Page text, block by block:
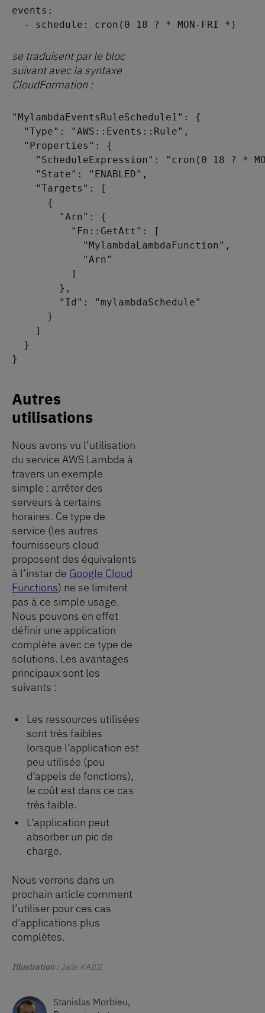
events:
- schedule: cron(0 18 ? * MON-FRI *)
se traduisent par le bloc
suivant avec la syntaxe
CloudFormation :
"MylambdaEventsRuleSchedule1": {
"Type": "AWS::Events::Rule",
"Properties": {
"ScheduleExpression": "cron(0 18 ? *
"State": "ENABLED",
"Targets": [
{
"Arn": {
"Fn::GetAtt": [
"MylambdaLambdaFunction",
"Arn"
]
},
"Id": "mylambdaSchedule"
}
]
}
}
Autres
utilisations
Nous avons vu l’utilisation
du service AWS Lambda à
travers un exemple
simple : arrêter des
serveurs à certains
horaires. Ce type de
service (les autres
fournisseurs cloud
proposent des équivalents
à l’instar de Google Cloud
Functions) ne se limitent
pas à ce simple usage.
Nous pouvons en effet
définir une application
complète avec ce type de
solutions. Les avantages
principaux sont les
suivants :
Les ressources utilisées
sont très faibles
lorsque l’application est
peu utilisée (peu
d’appels de fonctions),
le coût est dans ce cas
très faible.
L’application peut
absorber un pic de
charge.
Nous verrons dans un
prochain article comment
l’utiliser pour ces cas
d’applications plus
complètes.
Illustration :Jade KAÏDI
Stanislas Morbieu,